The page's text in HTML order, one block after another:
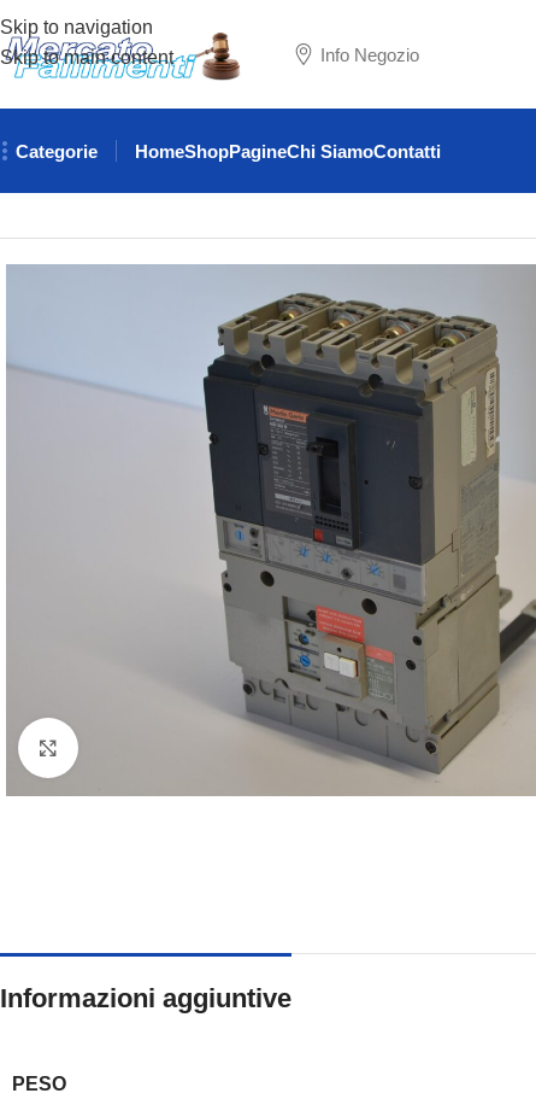
Skip to navigation
Skip to main content
Info Negozio
Categorie HomeShopPagineChi SiamoContatti
Informazioni aggiuntive
PESO